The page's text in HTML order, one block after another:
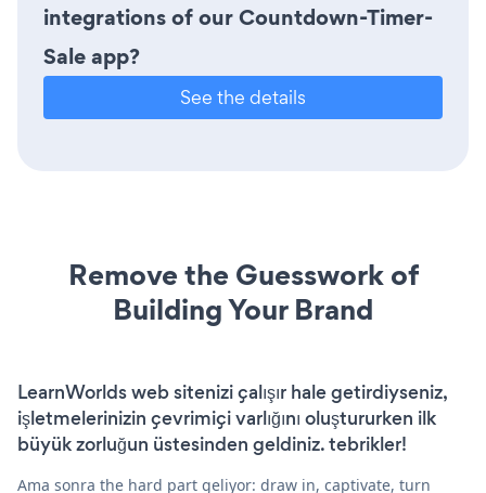
integrations of our Countdown-Timer-
Sale app?
See the details
Remove the Guesswork of
Building Your Brand
LearnWorlds web sitenizi çalışır hale getirdiyseniz,
işletmelerinizin çevrimiçi varlığını oluştururken ilk
büyük zorluğun üstesinden geldiniz. tebrikler!
Ama sonra the hard part geliyor: draw in, captivate, turn